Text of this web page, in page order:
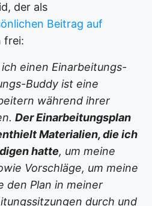
der als
Beitrag auf
frei:
einen Einarbeitungs-
Buddy ist eine
während ihrer
Der Einarbeitungsplan
Materialien, die ich
hatte, um meine
Vorschläge, um meine
den Plan in meiner
durch und